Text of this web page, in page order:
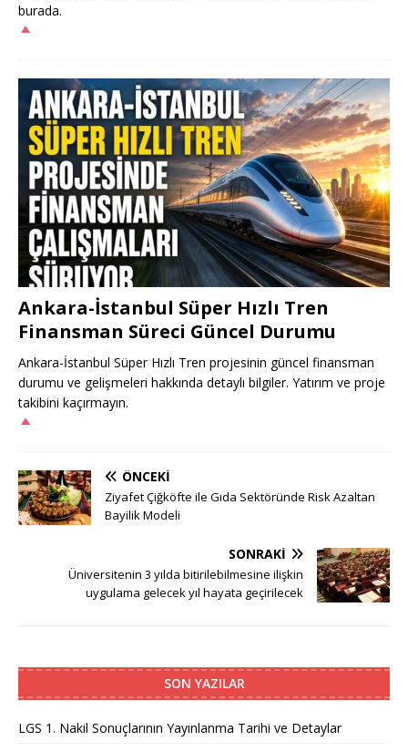
burada.
Ankara-İstanbul Süper Hızlı Tren
Finansman Süreci Güncel Durumu
Ankara-İstanbul Süper Hızlı Tren projesinin güncel finansman
durumu ve gelişmeleri hakkında detaylı bilgiler. Yatırım ve proje
takibini kaçırmayın.
ÖNCEKI
Ziyafet Çiğköfte ile Gıda Sektöründe Risk Azaltan
Bayilik Modeli
SONRAKI
Üniversitenin 3 yılda bitirilebilmesine ilişkin
uygulama gelecek yıl hayata geçirilecek
SON YAZILAR
LGS 1. Nakil Sonuçlarının Yayınlanma Tarihi ve Detaylar